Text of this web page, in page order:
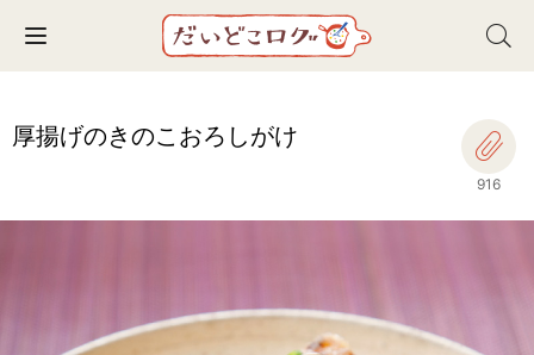
Toggle navigation
厚揚げのきのこおろしがけ
916